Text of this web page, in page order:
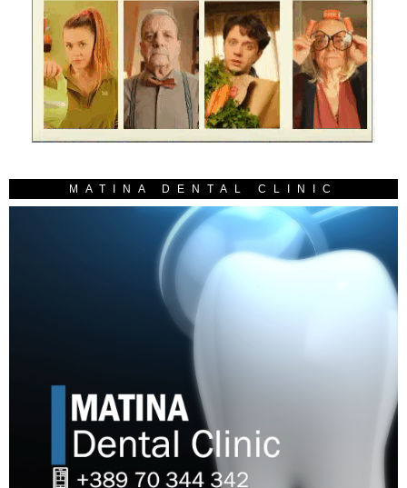
MATINA DENTAL CLINIC